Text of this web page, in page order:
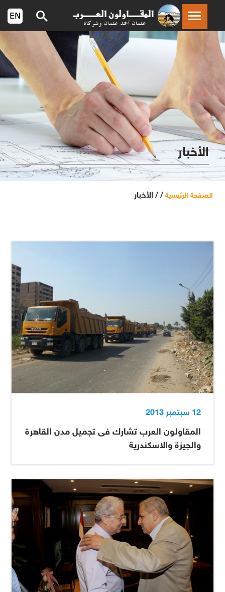
الأخبار
الصفحة الرئيسية / / الأخبار
12 سبتمبر 2013
المقاولون العرب تشارك فى تجميل مدن القاهرة
والجيزة والاسكندرية